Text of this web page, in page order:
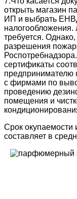
открыть магазин
ИП и выбрать
требуется.
разрешения
сертификаты
предпринимателю
с фирмами по
проведению
помещения и
Срок
составляет в